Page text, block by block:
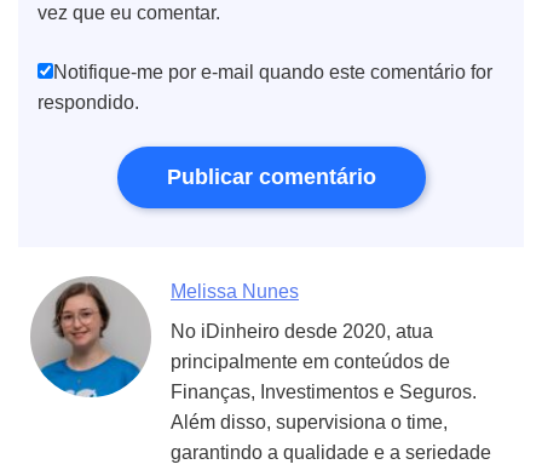
vez que eu comentar.
Notifique-me por e-mail quando este comentário for
respondido.
Melissa Nunes
No iDinheiro desde 2020, atua
principalmente em conteúdos de
Finanças, Investimentos e Seguros.
Além disso, supervisiona o time,
garantindo a qualidade e a seriedade